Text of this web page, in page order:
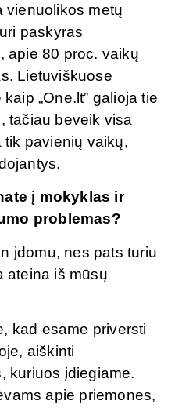
vienuolikos metų
paskyras
apie 80 proc. vaikų
Lietuviškuose
„One.lt” galioja tie
tačiau beveik visa
tik pavienių vaikų,
į mokyklas ir
problemas?
įdomu, nes pats turiu
ateina iš mūsų
kad esame priversti
aiškinti
kuriuos įdiegiame.
apie priemones,